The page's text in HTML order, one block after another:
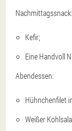
Nachmittagssnack:
Kefir;
Eine Handvoll
Abendessen:
Hühnchenfilet
Weißer